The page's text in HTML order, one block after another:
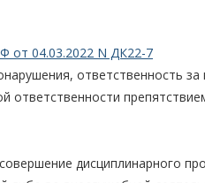
от 04.03.2022 N ДК22-7
ответственность за
ответственности
дисциплинарного